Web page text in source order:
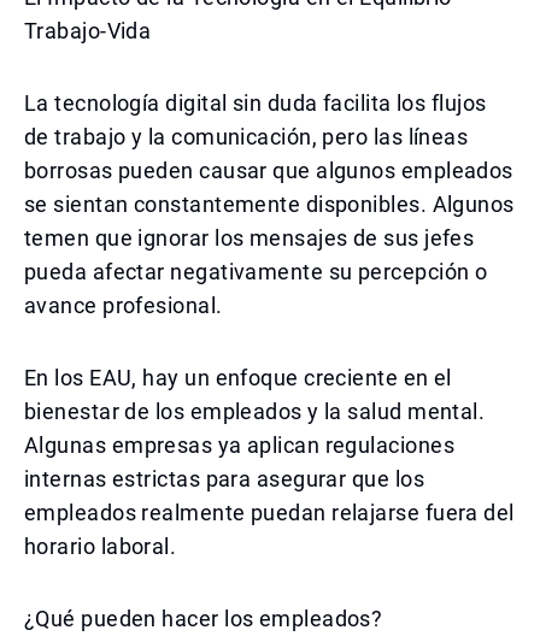
Trabajo-Vida
La tecnología digital sin duda facilita los flujos
de trabajo y la comunicación, pero las líneas
borrosas pueden causar que algunos empleados
se sientan constantemente disponibles. Algunos
temen que ignorar los mensajes de sus jefes
pueda afectar negativamente su percepción o
avance profesional.
En los EAU, hay un enfoque creciente en el
bienestar de los empleados y la salud mental.
Algunas empresas ya aplican regulaciones
internas estrictas para asegurar que los
empleados realmente puedan relajarse fuera del
horario laboral.
¿Qué pueden hacer los empleados?